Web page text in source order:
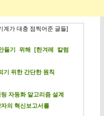
계가 대충 점찍어준 글들]
들기 위해 [한겨레 칼럼
기 위한 간단한 원칙
자동화 알고리즘 설계
의 혁신보고서를